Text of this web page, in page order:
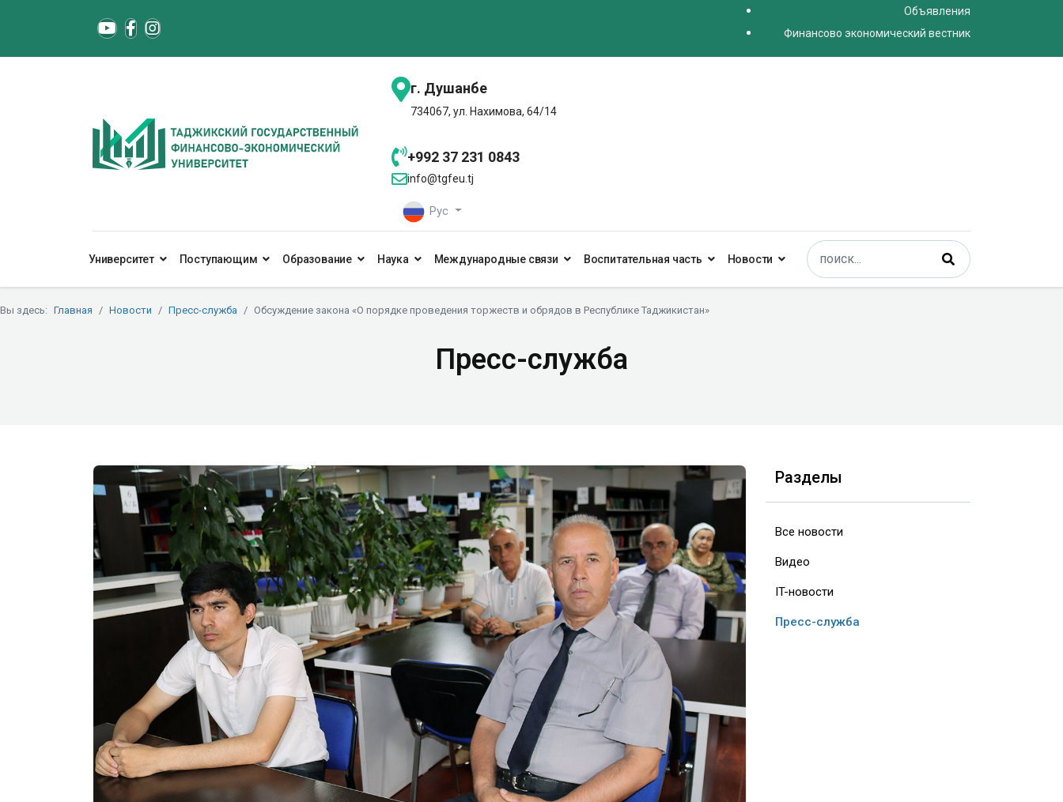
Объявления
Финансово экономический вестник
г. Душанбе
734067, ул. Нахимова, 64/14
+992 37 231 0843
info@tgfeu.tj
Рус
Университет Поступающим Образование Наука Международные связи Воспитательная часть Новости
Поиск
Type 2 or more characters for results.
Вы здесь: Главная Новости Пресс-служба Обсуждение закона «О порядке проведения торжеств и обрядов в Республике Таджикистан»
Пресс-служба
Разделы
Все новости
Видео
IT-новости
Пресс-служба